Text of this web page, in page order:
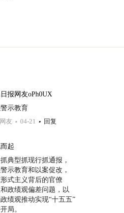
报网友oPh0UX
示教育
友
04-21 回复
起
典型抓现行抓通报，
示教育和以案促改，
式主义背后的官僚
政绩观偏差问题，以
绩观推动实现“十五五”
局。